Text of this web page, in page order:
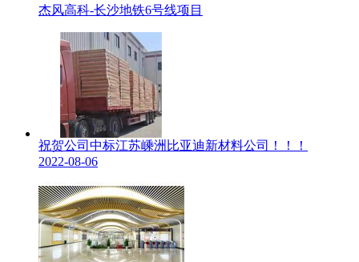
杰风高科-长沙地铁6号线项目
祝贺公司中标江苏嵊洲比亚迪新材料公司！！！
2022-08-06